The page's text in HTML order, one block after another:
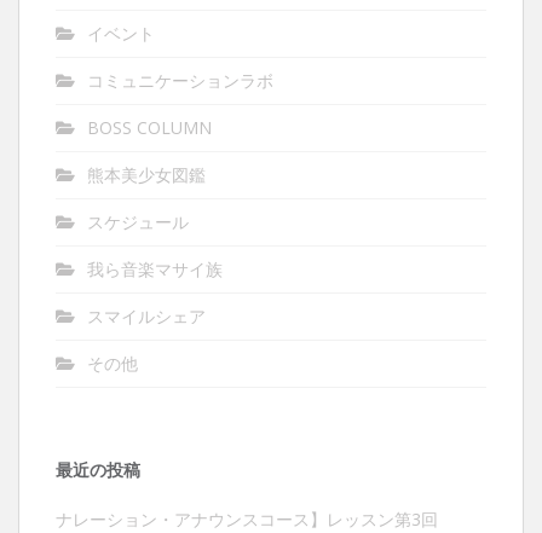
イベント
コミュニケーションラボ
BOSS COLUMN
熊本美少女図鑑
スケジュール
我ら音楽マサイ族
スマイルシェア
その他
最近の投稿
ナレーション・アナウンスコース】レッスン第3回